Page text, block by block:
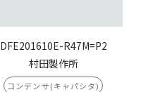
DFE201610E-R47M=P2
村田製作所
コンデンサ(キャパシタ)